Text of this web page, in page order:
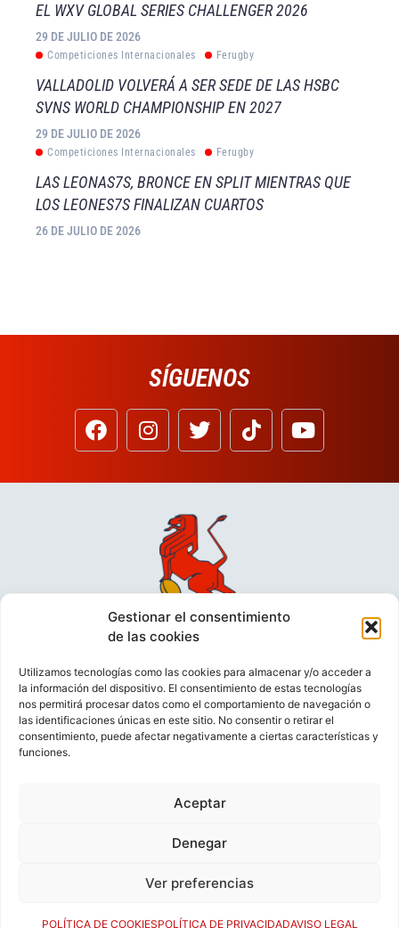
Gestionar el consentimiento
de las cookies
Utilizamos tecnologías como las cookies para almacenar y/o acceder a
la información del dispositivo. El consentimiento de estas tecnologías
nos permitirá procesar datos como el comportamiento de navegación o
las identificaciones únicas en este sitio. No consentir o retirar el
consentimiento, puede afectar negativamente a ciertas características y
funciones.
Aceptar
Denegar
Ver preferencias
POLÍTICA DE COOKIESPOLÍTICA DE PRIVACIDADAVISO LEGAL
EL WXV GLOBAL SERIES CHALLENGER 2026
29 DE JULIO DE 2026
Competiciones Internacionales Ferugby
VALLADOLID VOLVERÁ A SER SEDE DE LAS HSBC
SVNS WORLD CHAMPIONSHIP EN 2027
29 DE JULIO DE 2026
Competiciones Internacionales Ferugby
LAS LEONAS7S, BRONCE EN SPLIT MIENTRAS QUE
LOS LEONES7S FINALIZAN CUARTOS
26 DE JULIO DE 2026
SÍGUENOS
VIDEOCONFERENCIAS
POLÍTICA DE PRIVACIDAD
CONTACTO
© FEDERACIÓN ESPAÑOLA DE RUGBY 2023.